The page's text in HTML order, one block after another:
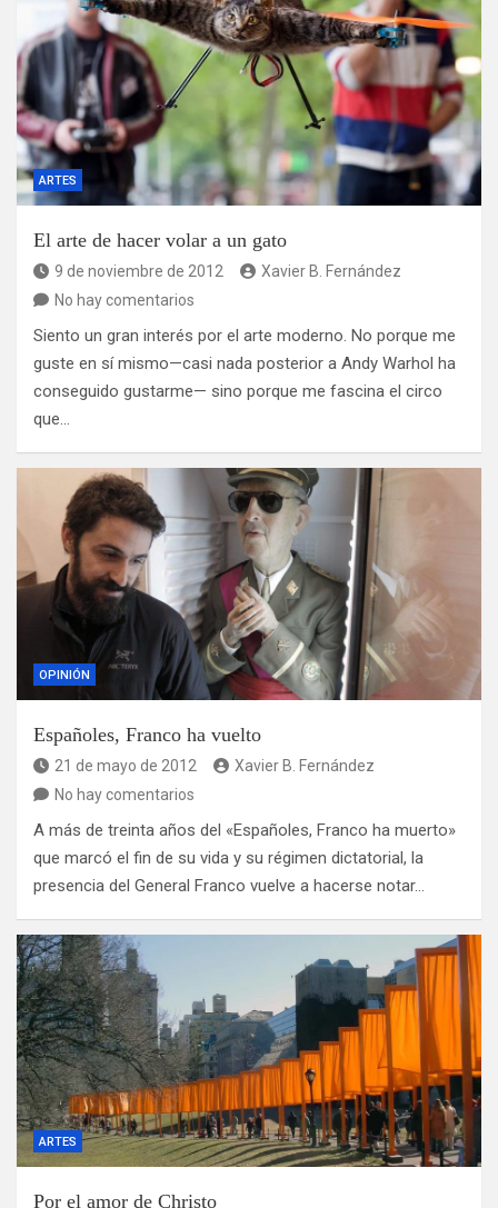
ARTES
El arte de hacer volar a un gato
9 de noviembre de 2012
Xavier B. Fernández
No hay comentarios
Siento un gran interés por el arte moderno. No porque me
guste en sí mismo—casi nada posterior a Andy Warhol ha
conseguido gustarme— sino porque me fascina el circo
que…
OPINIÓN
Españoles, Franco ha vuelto
21 de mayo de 2012
Xavier B. Fernández
No hay comentarios
A más de treinta años del «Españoles, Franco ha muerto»
que marcó el fin de su vida y su régimen dictatorial, la
presencia del General Franco vuelve a hacerse notar…
ARTES
Por el amor de Christo